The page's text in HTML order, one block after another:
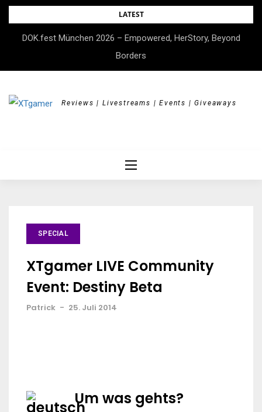
Skip
content
LATEST
DOK.fest München 2026 – Empowered, HerStory, Beyond
Borders
Reviews | Livestreams | Events | Giveaways
SPECIAL
XTgamer LIVE Community
Event: Destiny Beta
Patrick - 25. Juli 2014
Um was gehts?